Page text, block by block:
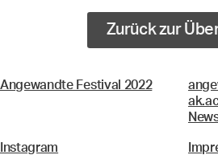
Zurück zur
Angewandte Festival 2022
Instagram